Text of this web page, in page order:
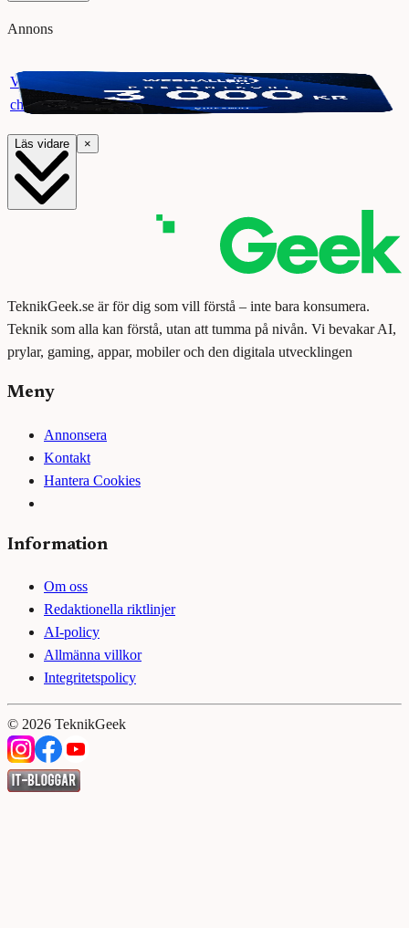
Annons
Vinn ett presentkort på Webhallen. Delta i vår giveaway för
chansen att vinna 3000 kr.
Läs vidare ×
TeknikGeek.se är för dig som vill förstå – inte bara konsumera.
Teknik som alla kan förstå, utan att tumma på nivån. Vi bevakar AI,
prylar, gaming, appar, mobiler och den digitala utvecklingen
Meny
Annonsera
Kontakt
Hantera Cookies
Information
Om oss
Redaktionella riktlinjer
AI-policy
Allmänna villkor
Integritetspolicy
© 2026 TeknikGeek